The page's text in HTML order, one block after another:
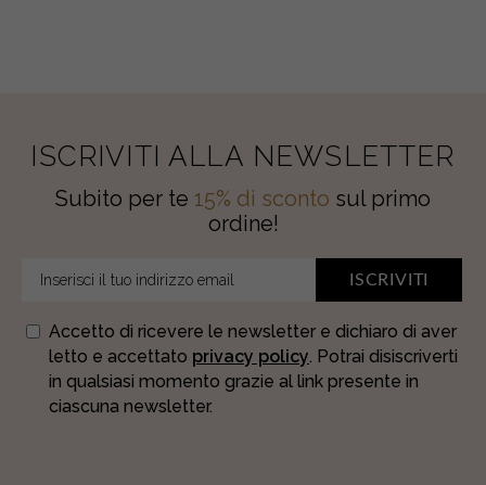
ISCRIVITI ALLA NEWSLETTER
Subito per te 15% di sconto sul primo
ordine!
ISCRIVITI
Accetto di ricevere le newsletter e dichiaro di aver
letto e accettato privacy policy. Potrai disiscriverti
in qualsiasi momento grazie al link presente in
ciascuna newsletter.